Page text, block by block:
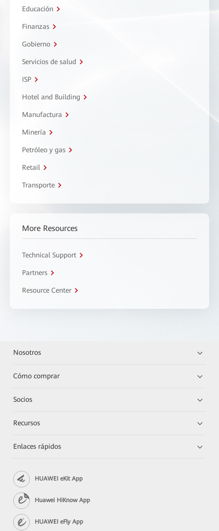
Educación
Finanzas
Gobierno
Servicios de salud
ISP
Hotel and Building
Manufactura
Minería
Petróleo y gas
Retail
Transporte
More Resources
Technical Support
Partners
Resource Center
Nosotros
Cómo comprar
Socios
Recursos
Enlaces rápidos
HUAWEI eKit App
Huawei HiKnow App
HUAWEI eFly App